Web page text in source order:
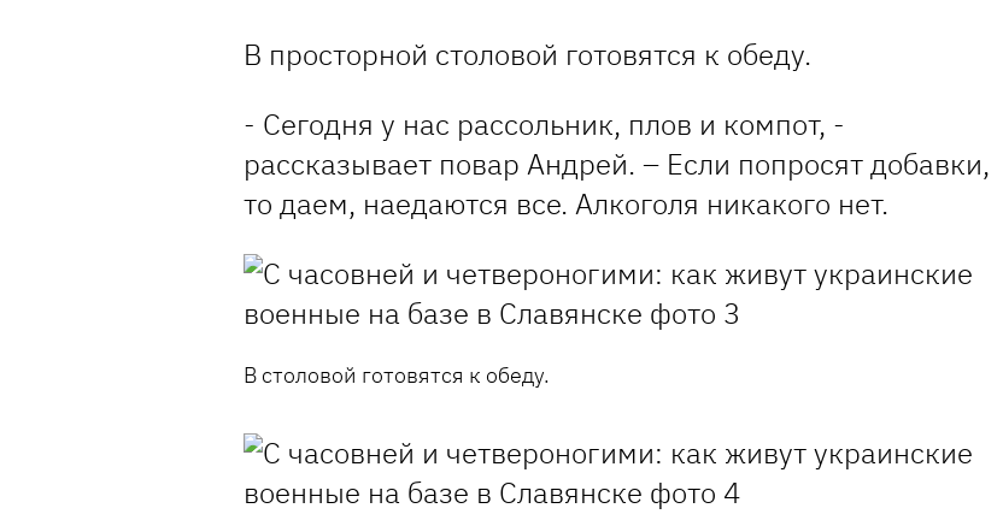
В просторной столовой готовятся к обеду.
- Сегодня у нас рассольник, плов и компот, -
рассказывает повар Андрей. – Если попросят добавки,
то даем, наедаются все. Алкоголя никакого нет.
В столовой готовятся к обеду.